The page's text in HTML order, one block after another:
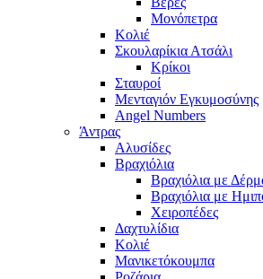
Μονόπετρα
Κολιέ
Σκουλαρίκια Ατσάλι
Κρίκοι
Σταυροί
Μενταγιόν Εγκυμοσύνης
Angel Numbers
Άντρας
Αλυσίδες
Βραχιόλια
Βραχιόλια με
Βραχιόλια με
Χειροπέδες
Δαχτυλίδια
Κολιέ
Μανικετόκουμπα